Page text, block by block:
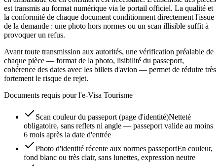
est transmis au format numérique via le portail officiel. La qualité et
la conformité de chaque document conditionnent directement l'issue
de la demande : une photo hors normes ou un scan illisible suffit à
provoquer un refus.
Avant toute transmission aux autorités, une vérification préalable de
chaque pièce — format de la photo, lisibilité du passeport,
cohérence des dates avec les billets d'avion — permet de réduire très
fortement le risque de rejet.
Documents requis pour l'e-Visa Tourisme
Scan couleur du passeport (page d'identité)Netteté
obligatoire, sans reflets ni angle — passeport valide au moins
6 mois après la date d'entrée
Photo d'identité récente aux normes passeportEn couleur,
fond blanc ou très clair, sans lunettes, expression neutre